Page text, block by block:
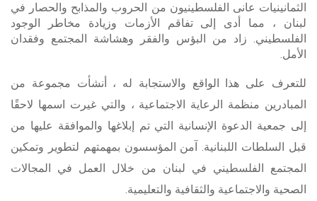
الثمانينيات عانى الفلسطينيون من الحروب والمذابح والحصار في
لبنان ، مما أدى إلى تفاقم الأزمات وزيادة مخاطر الوجود
الفلسطيني. زاد من البؤس والفقر وهشاشة المجتمع وفقدان
الأمل.
للتعرف على هذا الواقع والاستجابة له ، أنشأت مجموعة من
المبادرين منظمة الرعاية الاجتماعية ، والتي غيرت اسمها لاحقًا
إلى جمعية الدعوة الإنسانية التي تم إبلاغها والموافقة عليها من
قبل السلطات اللبنانية. آمن المؤسسون بمهمتهم لتطوير وتمكين
المجتمع الفلسطيني في لبنان من خلال العمل في المجالات
الصحية والاجتماعية والثقافية والتعليمية.